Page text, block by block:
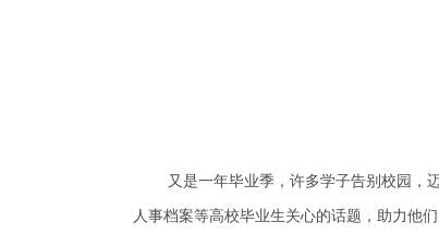
又是一年毕业季，许多学子告别校园，
人事档案等高校毕业生关心的话题，助力他们